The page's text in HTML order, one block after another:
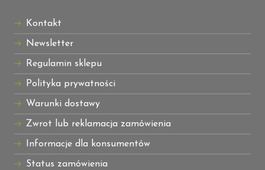
Kontakt
Newsletter
Regulamin sklepu
Polityka prywatności
Warunki dostawy
Zwrot lub reklamacja zamówienia
Informacje dla konsumentów
Status zamówienia